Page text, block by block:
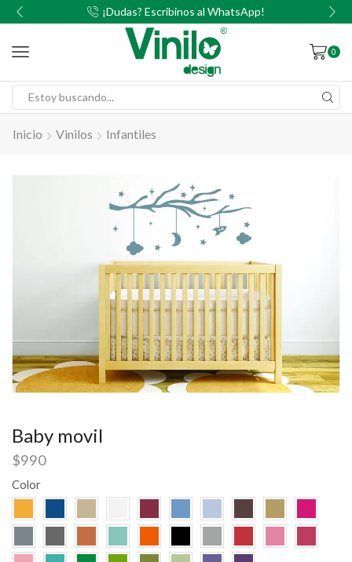
¡Dudas? Escribinos al WhatsApp!
0
Inicio Vinilos Infantiles
Baby movil
$990
Color